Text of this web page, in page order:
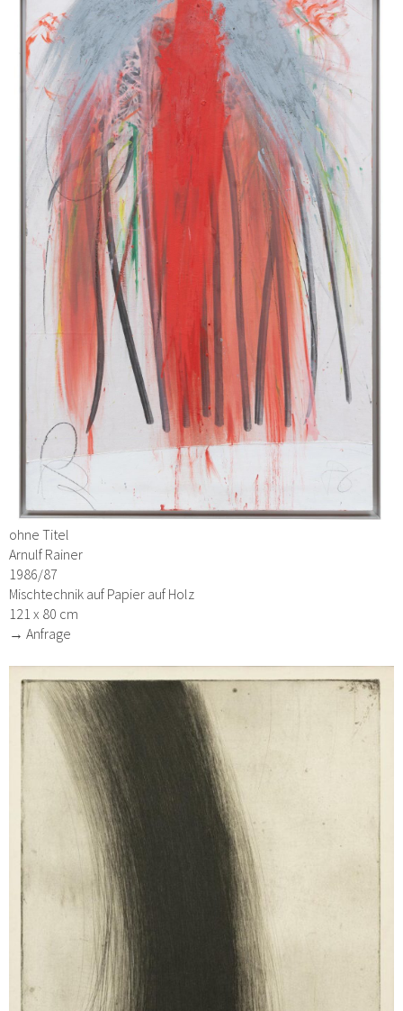
ohne Titel
Arnulf Rainer
1986/87
Mischtechnik auf Papier auf Holz
121 x 80 cm
→ Anfrage